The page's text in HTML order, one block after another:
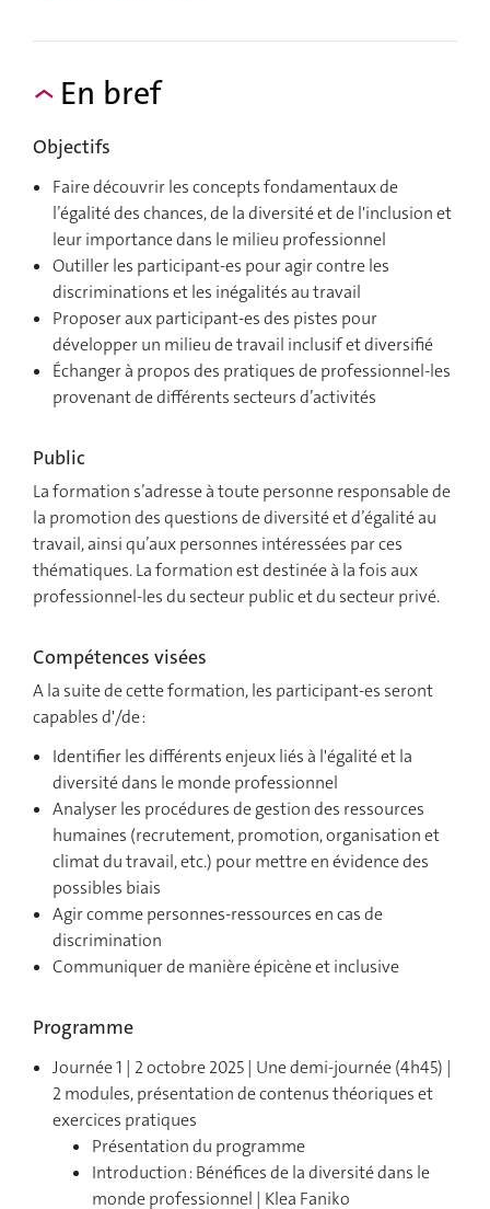
En bref
Objectifs
Faire découvrir les concepts fondamentaux de
l’égalité des chances, de la diversité et de l'inclusion et
leur importance dans le milieu professionnel
Outiller les participant-es pour agir contre les
discriminations et les inégalités au travail
Proposer aux participant-es des pistes pour
développer un milieu de travail inclusif et diversifié
Échanger à propos des pratiques de professionnel-les
provenant de différents secteurs d’activités
Public
La formation s’adresse à toute personne responsable de
la promotion des questions de diversité et d’égalité au
travail, ainsi qu’aux personnes intéressées par ces
thématiques. La formation est destinée à la fois aux
professionnel-les du secteur public et du secteur privé.
Compétences visées
A la suite de cette formation, les participant-es seront
capables d'/de :
Identifier les différents enjeux liés à l'égalité et la
diversité dans le monde professionnel
Analyser les procédures de gestion des ressources
humaines (recrutement, promotion, organisation et
climat du travail, etc.) pour mettre en évidence des
possibles biais
Agir comme personnes-ressources en cas de
discrimination
Communiquer de manière épicène et inclusive
Programme
Journée 1 | 2 octobre 2025 | Une demi-journée (4h45) |
2 modules, présentation de contenus théoriques et
exercices pratiques
Présentation du programme
Introduction : Bénéfices de la diversité dans le
monde professionnel | Klea Faniko